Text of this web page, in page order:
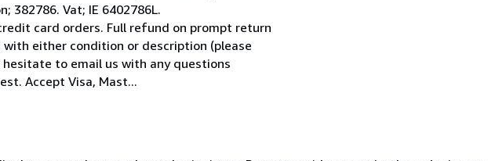
382786. Vat; IE 6402786L.
card orders. Full refund on prompt return
either condition or description (please
to email us with any questions
Accept Visa, Mast...